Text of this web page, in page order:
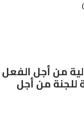
من أجل الفعل
للجنة من أجل